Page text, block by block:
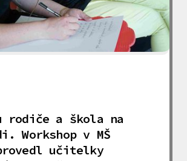
rodiče a škola na
Workshop v MŠ
učitelky